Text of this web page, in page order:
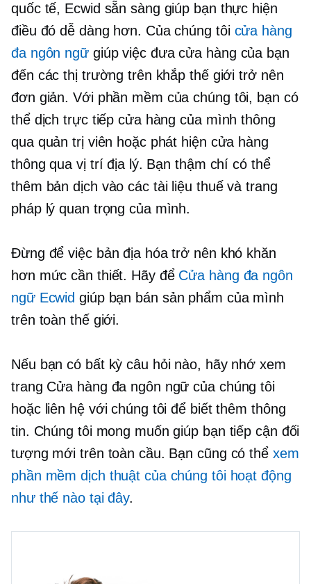
quốc tế, Ecwid sẵn sàng giúp bạn thực hiện
điều đó dễ dàng hơn. Của chúng tôi cửa hàng
đa ngôn ngữgiúp việc đưa cửa hàng của bạn
đến các thị trường trên khắp thế giới trở nên
đơn giản. Với phần mềm của chúng tôi, bạn có
thể dịch trực tiếp cửa hàng của mình thông
qua quản trị viên hoặc phát hiện cửa hàng
thông qua vị trí địa lý. Bạn thậm chí có thể
thêm bản dịch vào các tài liệu thuế và trang
pháp lý quan trọng của mình.
Đừng để việc bản địa hóa trở nên khó khăn
hơn mức cần thiết. Hãy để Cửa hàng đa ngôn
ngữ Ecwid giúp bạn bán sản phẩm của mình
trên toàn thế giới.
Nếu bạn có bất kỳ câu hỏi nào, hãy nhớ xem
trang Cửa hàng đa ngôn ngữ của chúng tôi
hoặc liên hệ với chúng tôi để biết thêm thông
tin. Chúng tôi mong muốn giúp bạn tiếp cận đối
tượng mới trên toàn cầu. Bạn cũng có thể xem
phần mềm dịch thuật của chúng tôi hoạt động
như thế nào tại đây.